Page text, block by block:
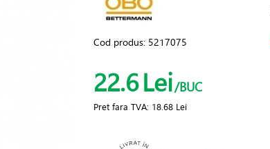
Cod produs: 5217075
22.6Lei/BUC
Pret fara TVA: 18.68 Lei